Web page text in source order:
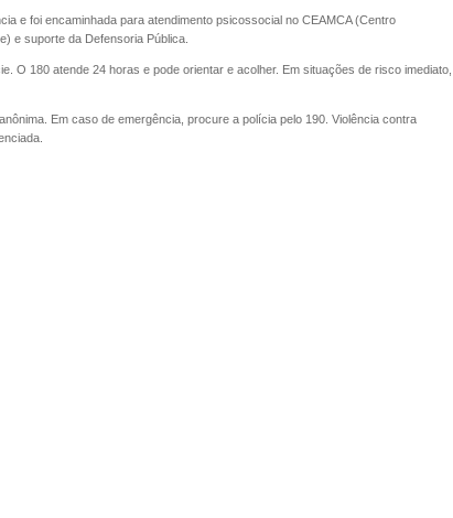
e foi encaminhada para atendimento psicossocial no CEAMCA (Centro
e suporte da Defensoria Pública.
O 180 atende 24 horas e pode orientar e acolher. Em situações de risco imediato,
Em caso de emergência, procure a polícia pelo 190. Violência contra